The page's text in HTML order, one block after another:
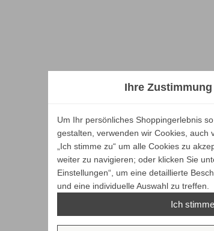
Ihre
Um Ihr persönliches Shoppingerlebnis
gestalten, verwenden wir Cookies, auch
„Ich stimme zu“ um alle Cookies zu
weiter zu navigieren; oder klicken Sie
Einstellungen“, um eine detaillierte
und eine individuelle Auswahl zu treffen.
Ich